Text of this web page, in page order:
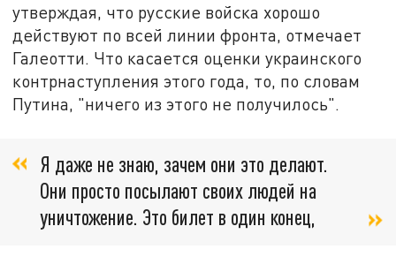
утверждая, что русские войска хорошо
действуют по всей линии фронта, отмечает
Галеотти. Что касается оценки украинского
контрнаступления этого года, то, по словам
Путина, "ничего из этого не получилось".
Я даже не знаю, зачем они это делают.
Они просто посылают своих людей на
уничтожение. Это билет в один конец,